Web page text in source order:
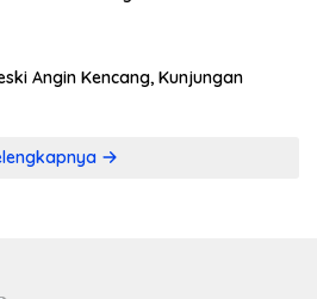
Angin Kencang, Kunjungan